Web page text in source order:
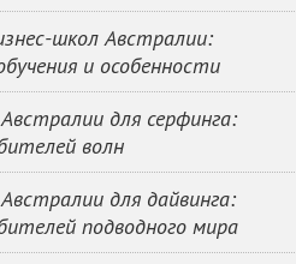
школ Австралии:
и особенности
для серфинга:
волн
для дайвинга:
подводного мира